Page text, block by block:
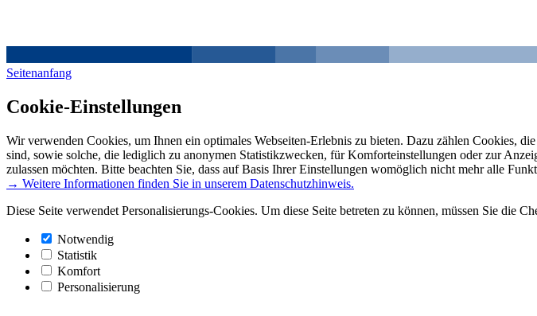
Seitenanfang
Cookie-Einstellungen
Wir verwenden Cookies, um Ihnen ein optimales Webseiten-Erlebnis zu bieten. Dazu zählen Cookies,
sind, sowie solche, die lediglich zu anonymen Statistikzwecken, für Komforteinstellungen oder zur
zulassen möchten. Bitte beachten Sie, dass auf Basis Ihrer Einstellungen womöglich nicht mehr alle
→ Weitere Informationen finden Sie in unserem Datenschutzhinweis.
Diese Seite verwendet Personalisierungs-Cookies. Um diese Seite betreten zu können, müssen Sie die
Notwendig
Statistik
Komfort
Personalisierung